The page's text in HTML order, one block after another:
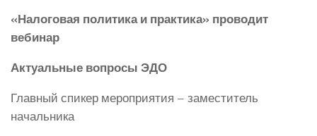
«Налоговая политика и практика» проводит
вебинар
Актуальные вопросы ЭДО
Главный спикер мероприятия – заместитель
начальника